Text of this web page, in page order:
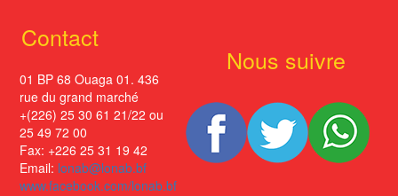
Contact
01 BP 68 Ouaga 01. 436
rue du grand marché
+(226) 25 30 61 21/22 ou
25 49 72 00
Fax: +226 25 31 19 42
Email: lonab@lonab.bf
www.facebook.com/lonab.bf
Nous suivre